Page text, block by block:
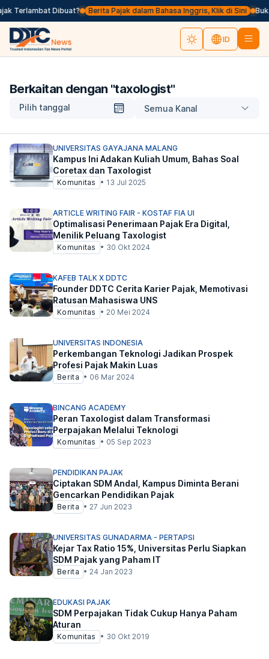
Terlambat Dibuat? Berita Pajak dalam Bahasa Inggris, Klik di Sini
ID
Berkaitan dengan "taxologist"
Pilih tanggal Semua Kanal
UNIVERSITAS GAYAJANA MALANG
Kampus Ini Adakan Kuliah Umum, Bahas Soal
Coretax dan Taxologist
Komunitas • 13 Jul 2025
ARTICLE WRITING FAIR - KOSTAF FIA UI
Optimalisasi Penerimaan Pajak Era Digital,
Menilik Peluang Taxologist
Komunitas • 30 Okt 2024
KAFEB TALK X DDTC
Founder DDTC Cerita Karier Pajak, Memotivasi
Ratusan Mahasiswa UNS
Komunitas • 20 Mei 2024
UNIVERSITAS INDONESIA
Perkembangan Teknologi Jadikan Prospek
Profesi Pajak Makin Luas
Berita • 06 Mar 2024
BINCANG ACADEMY
Peran Taxologist dalam Transformasi
Perpajakan Melalui Teknologi
Komunitas • 05 Sep 2023
PENDIDIKAN PAJAK
Ciptakan SDM Andal, Kampus Diminta Berani
Gencarkan Pendidikan Pajak
Berita • 27 Jun 2023
UNIVERSITAS GUNADARMA - PERTAPSI
Kejar Tax Ratio 15%, Universitas Perlu Siapkan
SDM Pajak yang Paham IT
Berita • 24 Jan 2023
EDUKASI PAJAK
SDM Perpajakan Tidak Cukup Hanya Paham
Aturan
Komunitas • 30 Okt 2019